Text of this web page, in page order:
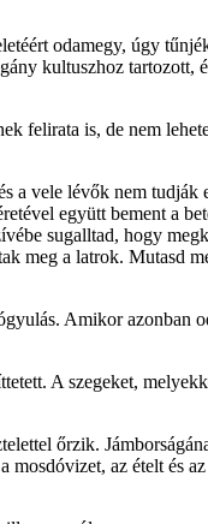
odamegy, úgy
kultuszhoz tartozott,
felirata is, de nem
a vele lévők nem
együtt bement a
sugalltad, hogy
meg a latrok. Mutasd
Amikor azonban
A szegeket,
őrzik.
az ételt és